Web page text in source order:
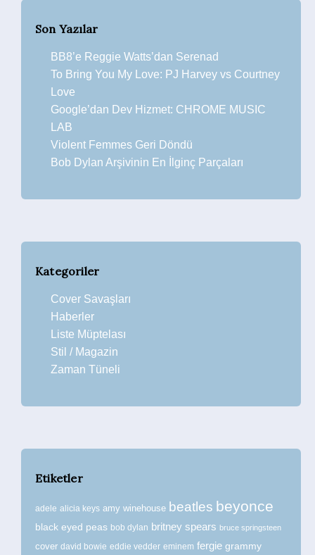
Son Yazılar
BB8’e Reggie Watts’dan Serenad
To Bring You My Love: PJ Harvey vs Courtney
Love
Google’dan Dev Hizmet: CHROME MUSIC
LAB
Violent Femmes Geri Döndü
Bob Dylan Arşivinin En İlginç Parçaları
Kategoriler
Cover Savaşları
Haberler
Liste Müptelası
Stil / Magazin
Zaman Tüneli
Etiketler
adele alicia keys amy winehouse beatles beyonce
black eyed peas bob dylan britney spears bruce springsteen
cover david bowie eddie vedder eminem fergie grammy